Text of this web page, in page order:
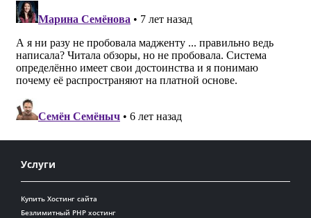
Услуги
Купить Хостинг сайта
Безлимитный PHP хостинг